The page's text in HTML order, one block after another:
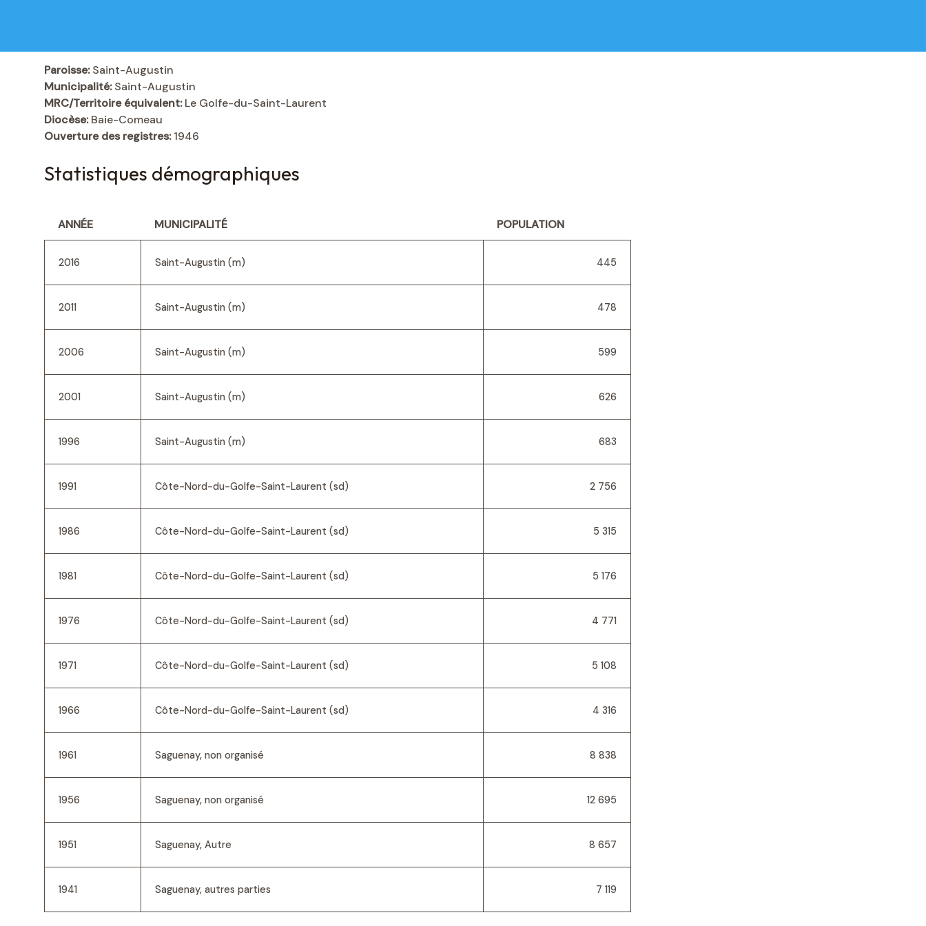
Paroisse:Saint-Augustin
Municipalité:Saint-Augustin
MRC/Territoire équivalent:Le Golfe-du-Saint-Laurent
Diocèse:Baie-Comeau
Ouverture des registres:1946
Statistiques démographiques
ANNÉE MUNICIPALITÉ POPULATION
2016 Saint-Augustin (m) 445
2011 Saint-Augustin (m) 478
2006 Saint-Augustin (m) 599
2001 Saint-Augustin (m) 626
1996 Saint-Augustin (m) 683
1991 Côte-Nord-du-Golfe-Saint-Laurent (sd) 2 756
1986 Côte-Nord-du-Golfe-Saint-Laurent (sd) 5 315
1981 Côte-Nord-du-Golfe-Saint-Laurent (sd) 5 176
1976 Côte-Nord-du-Golfe-Saint-Laurent (sd) 4 771
1971 Côte-Nord-du-Golfe-Saint-Laurent (sd) 5 108
1966 Côte-Nord-du-Golfe-Saint-Laurent (sd) 4 316
1961 Saguenay, non organisé 8 838
1956 Saguenay, non organisé 12 695
1951 Saguenay, Autre 8 657
1941 Saguenay, autres parties 7 119